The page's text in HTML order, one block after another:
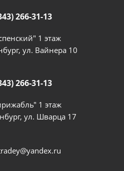
266-31-13
1 этаж
ул. Вайнера 10
266-31-13
1 этаж
ул. Шварца 17